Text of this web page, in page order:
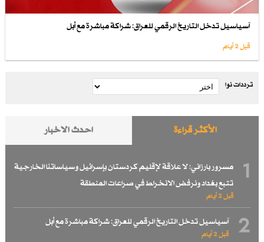
آسياسيل تدخل التاريخ الرقمي للعراق: شراكة مباشرة مع أبل
قبل 2 أيام
ترددات نوا
الأكثر قراءة احدث الاخبار
1
مسرور بارزاني: لا علاقة لإقليم كردستان بإسرائيل وسياساتنا الخارجية
تتبع بغداد ونرفض الانخراط في صراعات المنطقة
قبل 2 أيام
2 آسياسيل تدخل التاريخ الرقمي للعراق: شراكة مباشرة مع أبل
قبل 2 أيام